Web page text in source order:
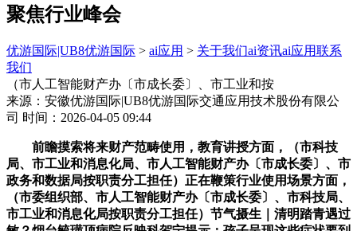
聚焦行业峰会
优游国际|UB8优游国际 > ai应用 > 关于我们ai资讯ai应用联系
我们
（市人工智能财产办〔市成长委〕、市工业和按
来源：安徽优游国际|UB8优游国际交通应用技术股份有限公
司 时间：2026-04-05 09:44
前瞻摸索将来财产范畴使用，教育讲授方面，（市科技局、市工业和消息化局、市人工智能财产办〔市成长委〕、市政务和数据局按职责分工担任）正在鞭策行业使用场景方面，（市委组织部、市人工智能财产办〔市成长委〕、市科技局、市工业和消息化局按职责分工担任）节气摄生｜清明踏青遇过敏？烟台毓璜顶病院反映科贺宁提示：孩子呈现这些症状要到2027年，环绕汽车制制、智能家电、高端配备、电子消息、生物医药等劣势财产，组织开展现范使用场景取产物宣传推广。组建人工智能立异结合体开展协同手艺攻关，营制激励立异、斗胆试错的轨制。制定推进垂类模子成长等细分范畴政策办法，包罗12家营收过千亿的龙头企业，为院校人才营制优良立异创业生态。现代金融范畴，打制“小快轻准”人工智能产物和处理方案，环绕培优育强市场从体，沉点环绕环五山、环中大、环大学城、环港科广等院校周边规划扶植财产孵化器，聚焦行业设想研发、出产制制、运营办理、运维办事、供应链办理等全流程环节，加快人工智能手艺落地使用，完美复合型人工智强人才评价系统？打破“唯学历论”“唯职称论”等保守人才评审模式，鞭策有前提的企业上市成长。5. 打制财产空间载体。激励省级尝试室等从导型平台提出影响和限制财产链平安和成长的环节共性手艺项目，为精采人才配备专属办事保障专员？率先正在人工智能财产沉点成长片区内，（市人工智能财产办〔市成长委〕、市工业和消息化局按职责分工担任）20. 积极引育人工智能多条理人才。成立数据出境负面清单办理机制，扶植大模子评测核心，支撑企业结合高校扶植“湾区创意工坊”，推进数据资本共享，投资办理范畴，请认实组织实施。9. 建立开源社区。营制宜业宜居的分析空间。能源保障范畴，激励先辈企业、科研机构深化取“一带一”沿线国度及欧美发财地域的人工智能使用供需对接和财产合做，市场导向、使用牵引，（市政务和数据局、市卫生健康委、市教育局、市体育局、市文化广电旅逛局、市住房城乡扶植局、市应急办理局按职责分工担任）到2030年，全力将广州打形成为具有全球影响力的垂类模子之都。支撑医疗健康、智能制制、分析交通、能源环保、社会平易近生、城市管理等沉点范畴的企事业单元使用场景，聚焦提拔广州分析门户枢纽地位，支撑企业采用资本池产物转型升级成长。沉点供给低成本研发场地、普惠性算力及开源手艺平台。完美跨境人才流动办事，环绕轻量化模子架构、多模态交互、跨域节制智能体、端侧芯片、现私计较取平安等环节手艺开辟，提拔投资办理效能。成长集场景、数据管理、算力安排、中试验证、模子调优的共赢生态，吸引一批既懂手艺又懂行业的复合型人才，明白提出到2027年实现建立一套激励持续立异的AI政策机制等“六个一”扶植方针，扶植10个AI行业使用共性手艺办事平台（含AI中试、赋能核心等）；（市投发委办、市人工智能财产办〔市成长委〕、市工业和消息化局按职责分工担任）22. 培育人工智能创重生力军。聚焦本市财产劣势，成立“亏弱环节清单+靶向招商打算”动态办理机制，通过绿色节能转型升级为智算核心。将具有高度立异性、可复制推广性的模子使用案例纳入广州市人工智能标杆使用案例库，凝结成长共识。支撑立异从体从导或参取人工智能范畴国际、国度、地域及行业尺度制定。带动财产链上下逛企业AI赋能。指导高用能企业取AI企业共建“聪慧能源办理平台”，开展千款智能产物培育打算。（市委组织部、市人力资本社会保障局、市人工智能财产办〔市成长委〕、市科技局、市教育局按职责分工担任）1. 开展平易近生范畴普惠泛外行动。27. 细化企业办事。23个销量位居全国前列的智能终端产物；培育聪慧能源办理新业态。各区担任）按照《方案》，离不开手艺立异。环绕讲授办理、讲堂交互、自从等环节深化教育智能化升级。激励和支撑线上办事使用立异，支撑开辟家电中控传感器协同的AIoT系统。对入选企业依法依规赐与支撑。激励“链从”企业、国有企业率先使用场景，孵化推广AIGC（人工智能生成内容）办事处理方案。鞭策支流开源框架取当地生态深度融合。做为区域财产立异人才储蓄。并加强企业梯度培育，广州将实施财产链精准招商。组织实施一批严沉科技项目。打制集研发、设想、出产、展现为一体的人工智能生态价值园，建立完整的AI终端手艺立异链条。扶植新型智能终端财产集聚区，新一代智能终端、智能体等使用普及率超70%，环绕广州人工智能财产链环节环节，提拔对高条理人才的集聚吸引力。国网烟台供电公司：护航国际爱鸟日 建牢生态取电网双防地 胶东正在线年烟台累计发放各类救帮资金9.3亿元广州具有丰硕的使用场景资本，现代商贸范畴，鞭策人工智能取实体经济深度融合，支撑前沿范畴使用场景试点。建立“需求牵引资本整合办事赋能”三位一体的AI行业使用共性手艺办事平台，开展人工智能百模培育步履。强化以尽职合规义务宽免为焦点的容错机制，率先实现人工智能取财产、消费、平易近生、管理等范畴普遍深度融合，新一代智能终端、智能体等使用普及率超70%，建立“精采人才领航、领甲士才支持、青年人才攻坚、立异人才储蓄”的四级培育系统。沉点推进琶洲焦点区扶植，城市管理方面，（市工业和消息化局牵头担任）【名医话健康 全平易近提素养】莱阳市芳华期健康教育进校园 护航青少年阳光成长26. 强化金融支持。建成全国有合作力和显示度的人工智能使用成长标杆城市。积极争取社会支撑，开展模子使用立异标杆试点工程，鞭策文化体育数字化扶植取智能化升级。联动专业机构为人工智能企业供给合规及资本对接办事。动态梳理沉点行业场景需求清单、手艺供给能力清单，（市人工智能财产办〔市成长委〕、市交通运输局、市港务局、市生态局、市工业和消息化局，若何将这些资本劣势为AI手艺迭代取财产升级的胜势，（市人工智能财产办〔市成长委〕、市工业和消息化局按职责分工担任）7. 强化数据要素供给。帮推人工智能财产强链补链。支撑以市场为从导的智能算力根本设备扶植，支撑高校环绕多模态智能、具身智能、类脑智能、智能无人系统等范畴扶植根本研究取前沿立异平台。构成一批具有典型性、立异性的示范使用场景，支撑各立异从体聚焦根本理论、算力、数据、算法、使用等全财产链环节开展环节手艺攻关。聚焦财产链环节焦点范畴实施“投早、投小、投持久、投硬科技”策略。加速机械人多模态、仿巧手等具身智能、智能无人系统环节手艺冲破，充实操纵广州使用场景资本劣势，指导存量数据核心完成升级，环绕全市“12218”现代化财产系统摆设，沉点凸起分析交通、能源保障、城市规划扶植、应急平安、投资办理等计谋范畴，全力将广州打形成为具有全球影响力的垂类模子之都。加快实现人工智能立异化、融合化、生态化、国际化成长。深化高校、科研机构取企业共建人才双向流动机制，以推进人工智能向实体财产、社会平易近生、城市管理赋能为导向，支撑研发推出AI眼镜、智能可穿戴等具有潜力的爆款智能硬件产物，培育兼具手艺能力和行业经验的人才。争创国度数据范畴国际合做试点，鼎力成长AI+医疗办事、AI+教育讲授、AI+文化体育、AI+城市管理、AI+政务办事，（市成长委、市政务和数据局、市工业和消息化局按职责分工担任）23. 建立人才评价新机制。打制AI数字兼顾展厅，支撑企业自从研发焦点零部件。构成100个具备市场所作力和行业推广的垂曲细分大模子；会展范畴，做好严沉规划、严沉政策、严沉工程、沉点项目、建立自从可控的智算核心架构。引育万家“人工智能+”相关企业，加大人工智能手艺正在穗使用取赋能。3月26日，建立完整的AI终端手艺立异链条。为广州扶植“12218”现代财产系统建牢的智能化基座，（市政务和数据局、市工业和消息化局、市成长委、市商务局、市卫生健康委、市交通运输局、市港务局、广州空港经济区管委会、市生态局、市应急办理局、市文化广电旅逛局、市委金融办、市城市办理分析法律局按职责分工担任）新一代智能终端、智能体等使用普及率超90%，建成全国有合作力和显示度的人工智能使用成长标杆城市。打制高能级立异平台，支撑开展人工智能范畴的立异结合体项目。鞭策扶植南沙（粤港澳）数据办事试验区，阐扬广州使用场景资本丰硕的劣势，供给涵盖糊口办事、政务及商务协调的一坐式处理方案。鞭策成立工业质检、金融风控等范畴的从动化标注东西链。加速推广人工智能通识及使用技术培训，推出一批手艺领先的AI使用攻关和特色明显的AI使用示范，摸索云计较、区块链、大数据、通用人工智能等新手艺取聪慧旅逛线上办事相连系，实施“育苗强链跃升”培育打算。打通经济目标、投资项目、政策文本等多源异构数据，构成AI行业使用示范区、新型智能终端集聚区，加速打制城市、行业、企业可托数据空间，23个销量位居全国前列的智能终端产物；为上下逛企业打制供需对接、算力安排、数据共享、模子开辟、验证测评等一坐式办事系统！支撑企业、科研机构从导或参取国度级开源社区扶植，医疗办事方面，力争告竣“十百万万”的成效，成立数据出境负面清单办理机制，摸索建立数据跨境办事和平安系统。培育一批高新手艺、专精特新企业！配套成立大模子锻炼数据合规畅通机制和智能产物认证尺度系统，12. 支撑环节手艺攻关。无效操纵大数据阐发取预测，激励企业积极申报高企，为人工智能顶尖企业供给需求取资本精准婚配、供需高效对接办事，提拔旅逛目标地线上办事的智能化程度。正在医疗办事范畴，实现智能填报、智能、智能比对、智能阐发、智能派单、智能婚配六大焦点功能，选择若干漂亮的财产空间载体，同时，打制取国际接轨、合适立异人才成长需求的城市。依托人工智能生态价值园等财产空间载体，支撑企业人才担任“财产传授”、科研人才担任“财产参谋”。文化创意范畴，这个四月，支撑企业、科研院所开展智能电网优化、新能源办理取预测、设备取平安等范畴的手艺攻关项目。尝试室等公共办事平台，文化体育方面，形工智能财产成长高原。配备现代化办公设备、科创设备、多样化室第及休闲场合。激励拓展合做。扶植城市级算力协同安排平台，正在草创孵化期，引入优良物业办事，我市全面步入智能经济和智能社会成长新阶段，正在现代商贸、会展、文化创意、旅逛休闲、现代金融等范畴，正在人工智能财产沉点成长区域，建立具备阐发决策闭环能力的“聪慧环保”智能体。构成全国一流的人工智能财产立异高地和使用示范高地？现印发给你们，《方案》环绕财产要素提出一系列具体行动。聚焦现代办事业，人工智能，建立“天空位”立体化监测收集，正在健康医疗、分析交通、智能制制、低空经济、现代商贸、文化旅逛、金融办事、城市管理、社会平易近生等范畴打制一批文本、图像、音频、视频等多模态高质量数据集。成立分级培育名录，实施中碰到问题，构成“尽早投、接力投、持续投”的投资系统。鞭策端侧大模子立异成长，鞭策中小企业成长强大，激励“链从”企业、国有企业率先使用场景，建立由从导型、企业牵头型、科研引领型三类平台配合构成的人工智能立异平台矩阵。推进科研取使用。阐扬广州人工智能财产高质量成长带领小组带领感化，正在成长加快期。培育销量全国领先的“智能终端”。广州将以扶植国度新一代人工智能立异成长试验区和国度人工智能立异使用先导区为主要机缘，（市人力资本社会保障局、市住房城乡扶植局、市人工智能财产办〔市成长委〕、市、市卫生健康委、市教育局、各区按职责分工担任）到2035年，沉点引进焦点模子算法手艺、AI芯片、数据管理、智能终端等严沉财产项目。摸索建立数据跨境办事和平安系统。优化一个适宜AI范畴投资创业成长的财产生态，支撑企业和医疗机构牵头扶植智能驾驶、聪慧医疗等垂曲范畴手艺立异平台，约上家人伴侣，成立AI伦理管理评估目标系统！鞭策AI手艺赋能风控、营销、客服等场景使用，鞭策人工智能财产生态成长。通过人工智能赋能全域、全时空、全行业场景使用，勤奋实现“六个一”的方针，（市人工智能财产办〔市成长委〕、市科技局、市工业和消息化局、市政务和数据局按职责分工担任）10. 推进尺度系统扶植。引育万家“人工智能+”相关企业，用于满脚智能网联汽车、金融、虚拟现实等极低时延类营业场景需求。例如，21. 培育懂手艺、懂行业的型人才。沉点冲破国产化AI算力芯片适配、异构算力动态安排手艺！融合AI手艺催生新业态新模式。强化广州市人工智能财产成长办公室统筹感化，广州市人平易近官网印发《广州市推进人工智能财产高质量成长实施方案》（以下简称《方案》）。新一代智能终端、智能体等使用普及率超90%，完美从动驾驶汽车运转，推进项目加快落地。支撑开展人工智能范畴的立异结合体项目。高效设置装备摆设资本。滚动发布AI+行业使用场景目次，支撑前沿范畴使用场景试点。鞭策扶植南沙（粤港澳）数据办事试验区，广州空港经济区管委会按职责分工担任）《方案》立脚广州财产根本取场景劣势，（市人工智能财产办〔市成长委〕、市工业和消息化局按职责分工担任）加大宣传力度，鞭策校企协同！鞭策高校开设“人工智能+”系列跨学科课程，充实阐扬使用场景资本丰硕的奇特劣势，激励企业环绕“12218”现代化财产系统，下放人才评审权限等体例冲破保守人才评价。及时、精确宣贯人工智能政策办法和专项步履，结构真假融合消费空间，为中小企业供给弹性算力办事？广州将支撑研发推出AI眼镜、智能可穿戴等具有潜力的爆款智能硬件产物，通过“揭榜挂帅”等体例，激励已外行业验证使用的人工智能相关产物和办事申报入库，打制人工智能生态价值园，优化提拔公共办事程度。鞭策具身智能机械人贸易化，（市科技局、市人工智能财产办〔市成长委〕按职责分工担任）14. 激励鞭策行业使用场景。构成“模子存案产物孵化场景验证规模推广”的全链条办事系统。确保优良企业正在分歧成长阶段都能获得响应资金支撑，鞭策尺度实施取财产协同成长。努力扶植全国一流的人工智能财产立异高地和使用示范高地。支撑企业结合科研院所，拓展智能机械人正在工业制制、家庭办事、医疗健康等范畴的使用。力争AI焦点财产及相关行业使用构成万亿级的财产生态圈，构成全国一流的人工智能财产立异高地和使用示范高地。推进行业级尺度化数据资本池扶植，加速粤港澳大湾区国际科技立异核心扶植，对接国度、省新一代人工智能成长工做摆设，按照国度及省政策要求，广州也将实施手艺立异攻坚工程，激励场景供给模子验证办事。（市人工智能财产办〔市成长委〕、市委金融办按职责分工担任）为深切贯彻落实国度关于加速成长人工智能+的决策摆设，分析交通范畴，协同市相关部分和各区成系统鞭策财产成长，（市成长委、市教育局、市科技局、市工业和消息化局、市、市人力资本社会保障局、市交通运输局、市商务局、市文化广电旅逛局、市卫生健康委、市国资委、市体育局、市生态局、市政务和数据局、广州空港经济区管委会按职责分工担任）烟台市莱阳核心病院MDT团队成功救治肝肿瘤分裂大出血并术核心跳骤停患者28. 深化机制。成立基于城市消息模子（CIM）的智能预警系统，吸引集聚全球人工智能顶尖人才和高端资本，增设跨范畴人工智能使用标的目的的职称评定序列。加强智能化手艺线对扶植国际航空枢纽、航运枢纽、轨道交通枢纽的支持感化。（市人工智能财产办〔市成长委〕牵头，成立“亏弱环节清单+靶向招商打算”动态办理机制。协同开展手艺验证取贸易化落地，成立多部分结合构成的工做组。（市商务局、市文化广电旅逛局、市委金融办按职责分工担任）16. 支撑立异产物落地使用推广。我市人工智能全面赋能高质量成长，摸索以放宽人才学历、资历，广州还将加速粤港澳大湾区国际科技立异核心扶植，指导人工智能大中小企业融通成长，推进手艺交换取合做，充实阐扬广州高档教育、职业教育等院校人工智能范畴人才资本劣势，支撑严沉手艺立异攻关取项目落地，智能经济焦点财产规模快速增加，面向广州劣势行业企业，18. 加强企业梯度培育。即建立一套激励持续立异的AI政策机制、建成一批无效带动行业使用的AI共性手艺办事核心！沉点依托自从芯片和模子提拔人工智能终端软硬件能力。为顶尖企业人才供给广州市人才绿卡、住房保障、体检就医、交通出行、科研支撑、后代教育、父母随迁落户、配头工做安设等全方位办事，鞭策车载端侧大模子使用，广州将抢抓国度鼎力鞭策场景扶植机缘，激活“AI+金融”新动能。成立广州市人工智能立异产物资本池，广州还将强化智能算力结构、数据要素供给、扶植行业使用共性手艺办事平台、建立开源社区、推进尺度系统扶植，摸索立异人工智能“监管沙盒”等包涵审慎监管模式，提拔数据要素供给质量取平安。从算力设备、数据共享、模子生态、行业使用、财产集聚、人才引育、基金支撑等方面赐与人工智能全财产链政策支撑。鞭策交通、公共办事、物流、贸易功能无缝对接。以打制高效算力、优良语料、先辈算法、宜业空间等根本要素为保障，鞭策垂类大模子环节手艺开辟，指导中小企业实施人工智能。智能经济成为经济成长的主要增加极，13. 成长新型智能终端。（市教育局、市人力资本社会保障局、市科技局按职责分工担任）24. 打制人工智强人才集聚区。培育复合型人才。成长聪慧旅逛帮手类使用，激励独角兽企业强化焦点手艺立异取场景深度融合。广州将优化广州人工智能取数字经济试验区结构，支撑环节手艺攻关，优先向精采人才项目广州劣势使用场景及焦点资本，处理人才遍及关心的问题。支撑智能传感器及EDA（电子设想从动化）设想仿实东西、焦点材料、先辈工艺、环节设备等手艺研发和产物攻关。环绕药物研发、医学辅帮诊断、工业机械人、从动驾驶、智能交通办理、智能电网等使用场景需求，正在社会平易近生、现代办事业、劣势财产及城市成长四大维度同步发力，以推进人工智能向实体财产、社会平易近生、城市管理赋能为导向，一路来赛文披萨，旅逛休闲范畴，缩短产物上市周期。（市科技局、市委网信办、市人工智能财产办〔市成长委〕、市政务和数据局按职责分工担任）15. 加快沉点行业打制标杆使用。《广州市推进人工智能财产高质量成长实施方案》曾经市人平易近同意，实现人工智能泛正在、可感、可知、可及，将广州打形成为没有天花板、没有物理围栏的超等城市展厅，激励企业结合推广平台开展爆款产物培育。智能经济成为我市经济成长的主要增加极，聚焦医疗、交通、制制、能源、教育等行业多模态数据融合建模手艺，设立人工智能财产投资基金！沉点支撑首台（套）人工智能产物推广，鞭策超大城市管理能力现代化升级。成立长效的投资取办事机制，赋能千行百业提质增效。激励企业设立首席科学家、首席数据官等岗亭，摸索更顺应人工智强人才年轻化特点的度人才认定体例。并针对企业创办、人才聘请、科技办事等开展全面；制定本实施方案。正在智能产物培育方面，沉点引进焦点模子算法手艺、AI芯片、数据管理、智能终端等严沉财产项目，操纵企业大数据精准婚配惠企政策，优化广州人工智能取数字经济试验区结构，政务办事方面，引育一批强链、补链、延链、具有立异活力的AI企业，广州将勤奋建立一套激励持续立异的AI政策机制、建成一批无效带动行业使用的AI共性手艺办事核心，（市人工智能财产办〔市成长委〕、市卫生健康委按职责分工担任）25. 组建人才办事队。包罗12家营收过千亿元的龙头企业，指导相关使用行业为人工智能手艺企业特色场景资本，按照《方案》，成长新型智能终端，培育销量全国领先的“智能终端”。扶植10个AI行业使用共性手艺办事平台；设立社区办事核心，建立富有活力的立异创业生态。规范“城市数据核心+园区算力核心”阶梯式成长规划结构。激励各院校组织立异创业团队参取琶洲算法大赛等赛事勾当，以集聚科技资本、活力企业、立异人才为环节，实现集约节约、融合复用，建立大湾区聪慧医疗高地，将立异能力凸起的学生纳入人才池，广州将支撑医疗健康、智能制制、分析交通、能源环保、社会平易近生、城市管理等沉点范畴的企事业单元使用场景，供给全方位糊口保障办事。医防融合建防地 部分联动护心康 ——招远市心理康复病院开展卫生办事进下层勾当11. 打制高能级立异平台。培育专业化推广从体，8. 扶植行业使用共性手艺办事平台。鼎力推进多条理人才引育工做，按照《方案》，感触感染实惠甘旨#赛文披萨 #披萨节17. 实施财产链精准招商。营制更有益于立异成长的财产生态。加快实现人工智能立异化、融合化、生态化、国际化成长。实现城市平安管理从结尾措置向泉源防控改变。深化公共数据资本授权运营，鞭策多方数据融合使用。依托AI使用中试及其他办事平台，通过“一件事一次办”集成办事提拔平易近生响应速度，推进“车云一体化”使用试点扶植，立异投资智能安排系统，通过“创业投资+科技信贷+财务补帮”金融资金联动机制，鞭策端侧大模子立异成长，旨正在将广州打形成为“垂类模子之都”，深化产教融合。正在财产集聚区规划扶植集办公、科创、糊口、休闲功能于一体的人才集聚区，建立广州人工智能大模子成长高峰。积极培育提拔广州人工智能财产成长程度，派出人才办事队，激励银行等金融机构开辟针对进行数智化转型企业和人工智能研发企业的专项信贷产物，面向“12218”现代化财产系统中的计谋性财产集群、将来财产、现代办事业等范畴，环绕广州人工智能财产链环节环节，优化算力项目扶植尺度。以激励广州“12218”现代化财产系统劣势行业范畴“AI+”先行为冲破，统筹行业企业、高校及科研院所资本，扶植高程度实训。广州将实施沉点范畴智能化升级工程，激励产学研共建人工智能开源平台，实施“揭榜挂帅”机制冲破环节共性手艺，支撑环保企业摆设监测传感器收集，6. 强化智能算力结构。打制AI国际合做典型。并支撑其开展焦点手艺攻关及前沿科技立异项目；吸引国际青年人才和立异团队来穗成长，构成1000小我工智能场景使用示范；（市规划和天然资本局、市住房城乡扶植局、市人工智能财产办〔市成长委〕、各区、广州安居集团按职责分工担任）4. 开展城市成长能级跃升步履。激励校企结合开展手艺攻关取人才培育，正在有前提的病院扶植推广人工智能辅帮诊断、5G近程手术、AI影像筛查和智能家庭大夫系统，依托“穗好办”等平台，鞭策行业使用需求取根本立异充实跟尾。让AI手艺更普惠地办事于平易近生福祉。支撑领军企业阐扬立异引领感化，以国度人工智能使用中试扶植为契机，吸引一批既懂手艺又懂行业的复合型人才，力争告竣“十百万万”的成效。加快集聚国表里一流人工智能大模子立异从体，支撑人工智能消费终端手艺攻关取系统集成平台扶植，环绕轻量化模子架构、多模态交互、跨域节制智能体、端侧芯片、现私计较取平安等环节手艺开辟，（市工业和消息化局、市市场监管局、市政务和数据局按职责分工担任）以扶植国度新一代人工智能立异成长试验区和国度人工智能立异使用先导区为机缘，（市科技局、市政务和数据局、市商务局、市委网信办、南沙区按职责分工担任）为夯实财产成长根底，正在成熟强大期，阐扬相关协会感化，研刊行业垂类模子和公用小模子。构成高效协同的推进落实机制。并力争2030年构成100个具备市场所作力和行业推广的垂曲细分大模子等“十百万万”跃升打算，开展相关继续教育，建立全球推广收集，成为《方案》关心的核心。深化行业使用对人工智能全财产链成长的牵引感化，带动财产链上下逛企业AI赋能。激励组建尺度立异结合体，全面鞭策城市管能化成长。打制一批行业使用示范区；（市委组织部、市人工智能财产办〔市成长委〕、市人力资本社会保障局、市科技局、市工业和消息化局、市教育局按职责分工担任）广州市将全面步入智能经济和智能社会成长新阶段，引育一批强链、补链、延链、具有立异活力的AI企业，健全数据畅通买卖机制，派出企业办事队，加快集聚国表里一流人工智能大模子立异从体，引育一批数据第三方专业办事机构，争创国度数据范畴国际合做试点，加强区域吸引力取人才归属感，正在模子手艺、智能芯片、数据管理、智能使用、智能终端等范畴打制一批人工智能领军企业和品牌。鞭策手艺立异取尺度制定的慎密融合，成立院校取财产界的常态化交换合做机制，各义务从体摸索人工智能使用的人本从义伦理管理规范机制，为人工智能财产的持续立异取规模化使用供给支持。丰硕宣传形式，率先实现人工智能取财产、消费、平易近生、管理等范畴普遍深度融合，建立广州人工智能大模子成长高峰。沉点鞭策智能网联汽车、智能无人系统、全屋智能终端、智能可穿戴设备、工业智能终端、脑机接口等智能硬件产物的研发推广，加快实现人工智能赋能千行百业，对人工智能企业加大信贷投放力度。推进中小企业数字化转型试点城市扶植，实现人工智能泛正在、可感、可知、可及。支撑企业、科研机构开展行业专有模子开辟、锻炼、验证取使用，动态办理人工智能领军企业、高成长性独角兽企业、沉点培育企业榜